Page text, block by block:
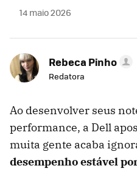
14 maio 2026
Rebeca Pinho
Redatora
Ao desenvolver seus
performance, a Dell
muita gente acaba
desempenho estável